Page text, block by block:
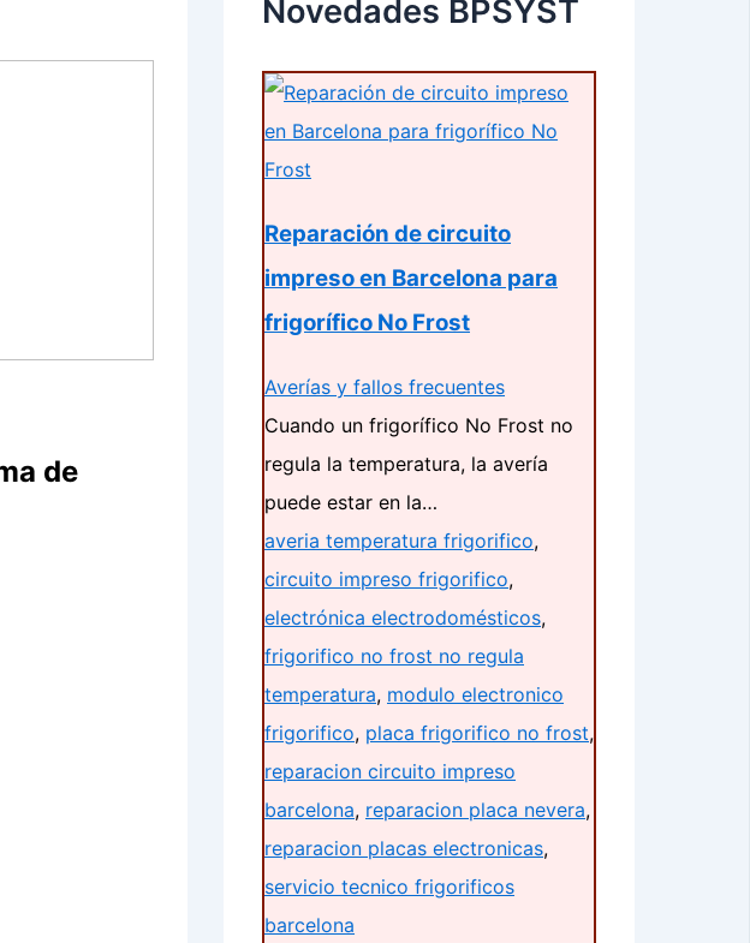
de
Novedades BPSYST
Reparación de circuito
impreso en Barcelona para
frigorífico No Frost
Averías y fallos frecuentes
Cuando un frigorífico No Frost no
regula la temperatura, la avería
puede estar en la…
averia temperatura frigorifico,
circuito impreso frigorifico,
electrónica electrodomésticos,
frigorifico no frost no regula
temperatura, modulo electronico
frigorifico, placa frigorifico no frost,
reparacion circuito impreso
barcelona, reparacion placa nevera,
reparacion placas electronicas,
servicio tecnico frigorificos
barcelona